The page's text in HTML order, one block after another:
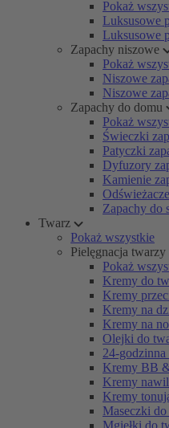
Pokaż
Luksusowe
Luksusowe
Zapachy niszowe
Pokaż
Niszowe
Niszowe
Zapachy do domu
Pokaż
Świeczki
Patyczki
Dyfuzory
Kamienie
Zapachy do
Twarz
Pokaż wszystkie
Pielęgnacja twarzy
Pokaż
Kremy do
Kremy
Kremy na
Kremy na
Olejki do
24-
Kremy BB
Kremy
Kremy
Maseczki
Mgiełki do